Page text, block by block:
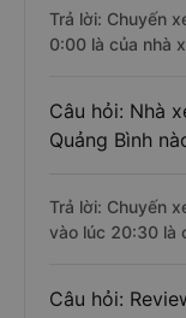
Trả lời: Chuyến
0:00 là của nhà
Câu hỏi: Nhà
Quảng Bình
Trả lời: Chuyến
vào lúc 20:30 là
Câu hỏi: